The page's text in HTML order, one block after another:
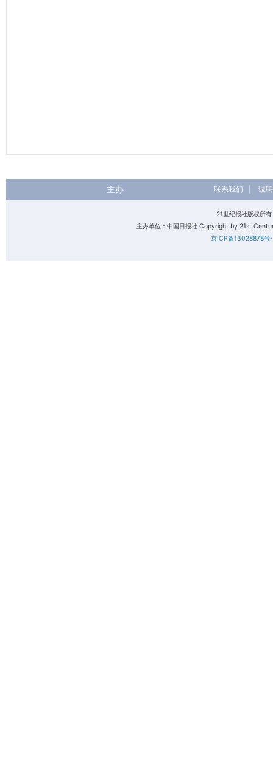
主办 联系我们 诚
21世纪报社版权所
主办单位：中国日报社 Copyright by 21st
京ICP备13028878号